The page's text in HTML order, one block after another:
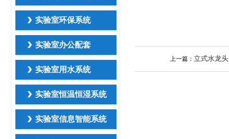
实验室环保系统
实验室办公配套
实验室用水系统
实验室恒温恒湿系统
实验室信息智能系统
上一篇： 立式水龙头